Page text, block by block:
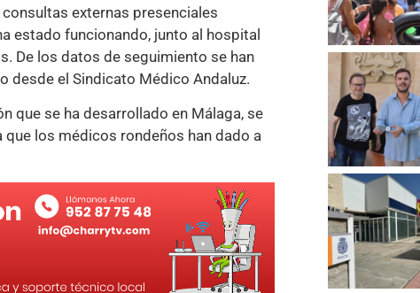
externas presenciales
estado funcionando, junto al hospital
De los datos de seguimiento se han
desde el Sindicato Médico Andaluz.
que se ha desarrollado en Málaga, se
que los médicos rondeños han dado a